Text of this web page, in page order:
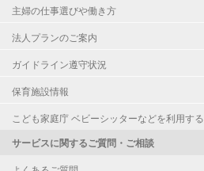
主婦の仕事選びや働き方
法人プランのご案内
ガイドライン遵守状況
保育施設情報
こども家庭庁 ベビーシッターなどを利用す
サービスに関するご質問・ご相談